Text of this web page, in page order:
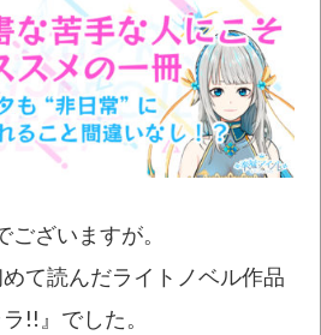
ざいますが。
て読んだライトノベル作品
!!』でした。